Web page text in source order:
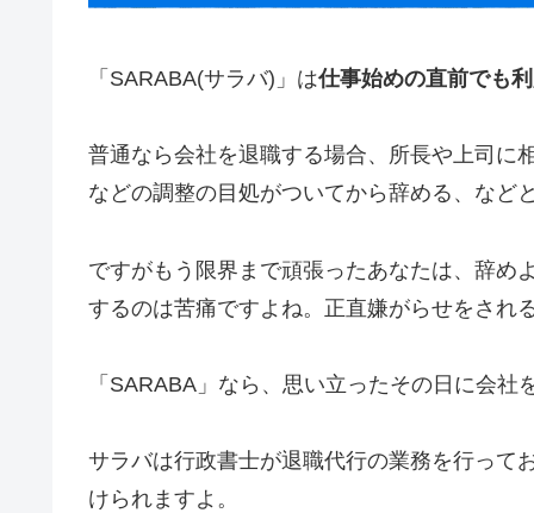
「SARABA(サラバ)」は仕事始めの直前でも
普通なら会社を退職する場合、所長や上司に
などの調整の目処がついてから辞める、など
ですがもう限界まで頑張ったあなたは、辞め
するのは苦痛ですよね。正直嫌がらせをされ
「SARABA」なら、思い立ったその日に会社
サラバは行政書士が退職代行の業務を行って
けられますよ。